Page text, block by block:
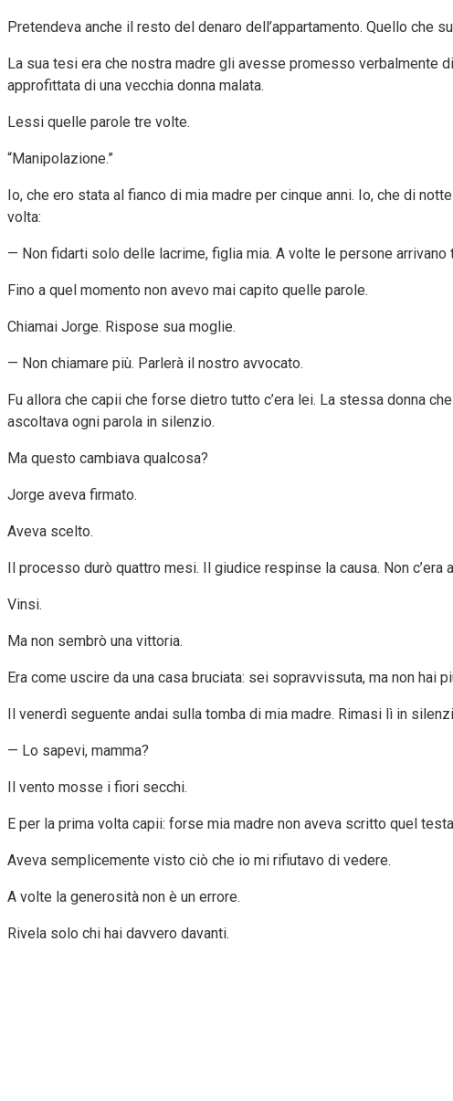
Pretendeva anche il resto del denaro dell’appartamento. Quello che
La sua tesi era che nostra madre gli avesse promesso
approfittata di una vecchia donna malata.
Lessi quelle parole tre volte.
“Manipolazione.”
Io, che ero stata al fianco di mia madre per cinque anni. Io, che di
volta:
— Non fidarti solo delle lacrime, figlia mia. A volte le persone arrivano
Fino a quel momento non avevo mai capito quelle parole.
Chiamai Jorge. Rispose sua moglie.
— Non chiamare più. Parlerà il nostro avvocato.
Fu allora che capii che forse dietro tutto c’era lei. La stessa donna
ascoltava ogni parola in silenzio.
Ma questo cambiava qualcosa?
Jorge aveva firmato.
Aveva scelto.
Il processo durò quattro mesi. Il giudice respinse la causa. Non
Vinsi.
Ma non sembrò una vittoria.
Era come uscire da una casa bruciata: sei sopravvissuta, ma non hai
Il venerdì seguente andai sulla tomba di mia madre. Rimasi lì in
— Lo sapevi, mamma?
Il vento mosse i fiori secchi.
E per la prima volta capii: forse mia madre non aveva scritto quel
Aveva semplicemente visto ciò che io mi rifiutavo di vedere.
A volte la generosità non è un errore.
Rivela solo chi hai davvero davanti.